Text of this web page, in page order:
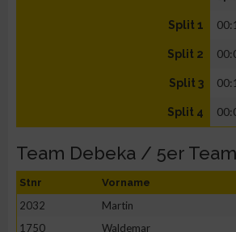
Split 1
Split 2
Split 3
Split 4
Team Debeka / 5er Team
Stnr Vorname
2032 Martin
1750
Waldemar